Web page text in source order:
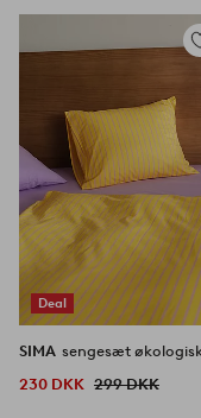
Deal
SIMA
sengesæt
230 DKK 299 DKK